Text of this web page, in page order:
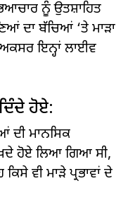
ਨੂੰ ਉਤਸ਼ਾਹਿਤ
ਦਾ ਬੱਚਿਆਂ ‘ਤੇ ਮਾੜਾ
ਇਨ੍ਹਾਂ ਲਾਈਵ
ਹੋਏ:
ਦੀ ਮਾਨਸਿਕ
ਹੋਏ ਲਿਆ ਗਿਆ ਸੀ,
ਵੀ ਮਾੜੇ ਪ੍ਰਭਾਵਾਂ ਦੇ